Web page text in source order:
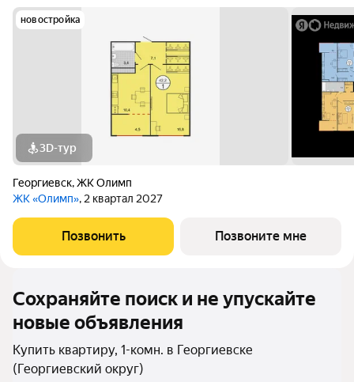
новостройка
3D-тур
Георгиевск,ЖК Олимп
ЖК «Олимп», 2 квартал 2027
Позвонить Позвоните мне
Сохраняйте поиск и не упускайте
новые объявления
Купить квартиру, 1-комн. в Георгиевске
(Георгиевский округ)